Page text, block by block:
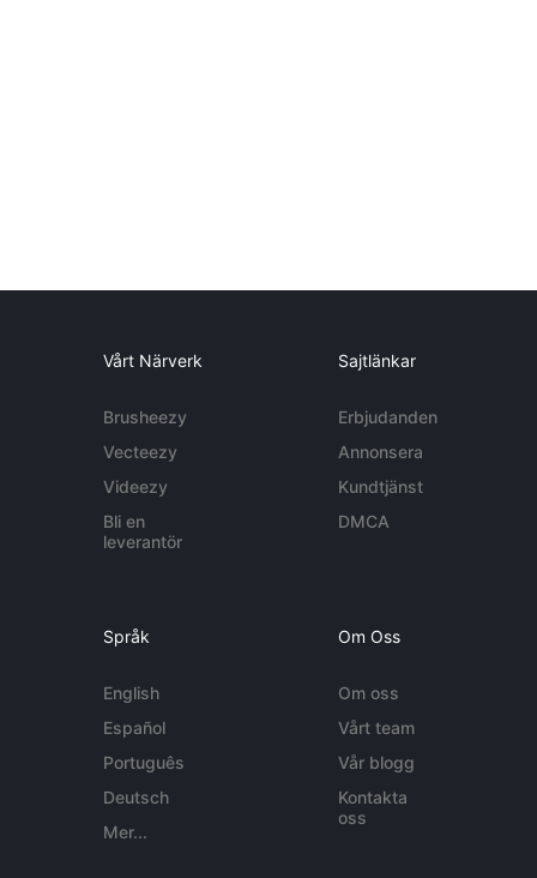
Vårt Närverk
Brusheezy
Vecteezy
Videezy
Bli en
leverantör
Sajtlänkar
Erbjudanden
Annonsera
Kundtjänst
DMCA
Språk
English
Español
Português
Deutsch
Mer...
Om Oss
Om oss
Vårt team
Vår blogg
Kontakta
oss